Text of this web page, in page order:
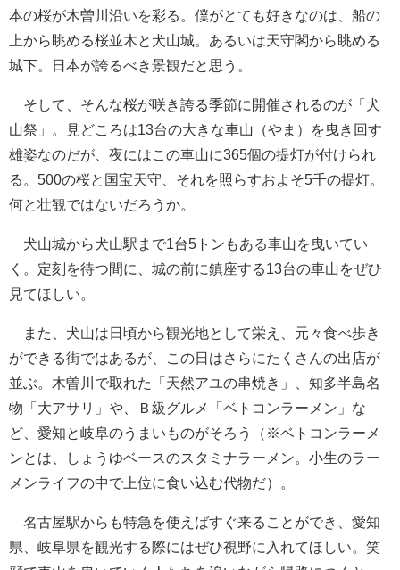
本の桜が木曽川沿いを彩る。僕がとても好きなのは、船の
上から眺める桜並木と犬山城。あるいは天守閣から眺める
城下。日本が誇るべき景観だと思う。
そして、そんな桜が咲き誇る季節に開催されるのが「犬
山祭」。見どころは13台の大きな車山（やま）を曳き回す
雄姿なのだが、夜にはこの車山に365個の提灯が付けられ
る。500の桜と国宝天守、それを照らすおよそ5千の提灯。
何と壮観ではないだろうか。
犬山城から犬山駅まで1台5トンもある車山を曳いてい
く。定刻を待つ間に、城の前に鎮座する13台の車山をぜひ
見てほしい。
また、犬山は日頃から観光地として栄え、元々食べ歩き
ができる街ではあるが、この日はさらにたくさんの出店が
並ぶ。木曽川で取れた「天然アユの串焼き」、知多半島名
物「大アサリ」や、Ｂ級グルメ「ベトコンラーメン」な
ど、愛知と岐阜のうまいものがそろう（※ベトコンラーメ
ンとは、しょうゆベースのスタミナラーメン。小生のラー
メンライフの中で上位に食い込む代物だ）。
名古屋駅からも特急を使えばすぐ来ることができ、愛知
県、岐阜県を観光する際にはぜひ視野に入れてほしい。笑